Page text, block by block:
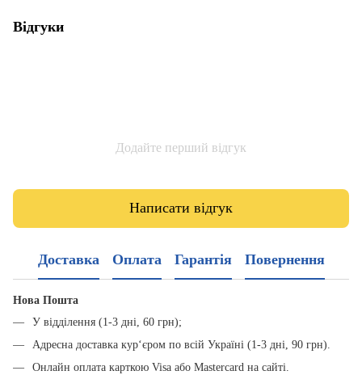
Відгуки
Додайте перший відгук
Написати відгук
Доставка Оплата Гарантія Повернення
Нова Пошта
У відділення (1-3 дні, 60 грн);
Адресна доставка кур‘єром по всій Україні (1-3 дні, 90 грн).
Онлайн оплата карткою Visa або Mastercard на сайті.